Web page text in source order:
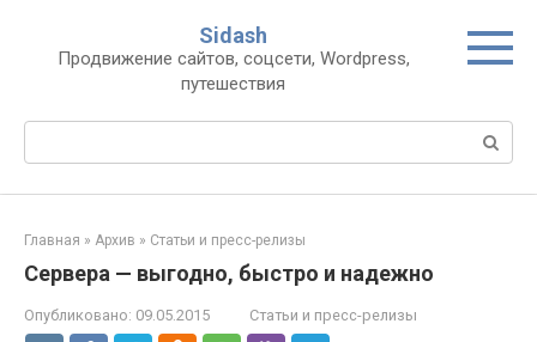
контенту
Sidash
Продвижение сайтов, соцсети, Wordpress,
путешествия
Главная » Архив » Статьи и пресс-релизы
Сервера — выгодно, быстро и надежно
Опубликовано: 09.05.2015 Статьи и пресс-релизы